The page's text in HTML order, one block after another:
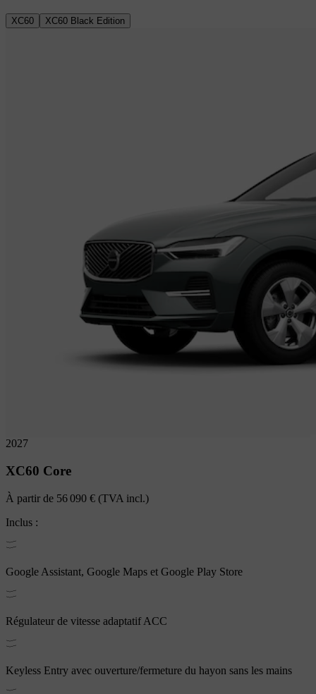
XC60 XC60 Black Edition
2027
XC60 Core
À partir de 56 090 € (TVA incl.)
Inclus :
Google Assistant, Google Maps et Google Play Store
Régulateur de vitesse adaptatif ACC
Keyless Entry avec ouverture/fermeture du hayon sans les mains